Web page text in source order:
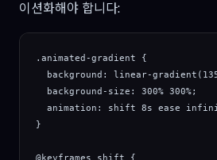
이션화해야 합니다:
.animated-gradient {
background: linear-
  background-size: 300% 300%;
animation: shift 8s ease
}
@keyframes shift {